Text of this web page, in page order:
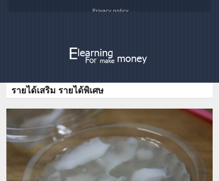
Privacy policy
รายได้เสริม รายได้พิเศษ